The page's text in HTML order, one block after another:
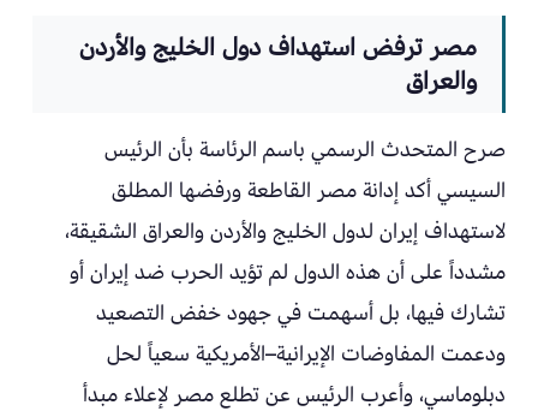
مصر ترفض استهداف دول الخليج والأردن
والعراق
صرح المتحدث الرسمي باسم الرئاسة بأن الرئيس
السيسي أكد إدانة مصر القاطعة ورفضها المطلق
لاستهداف إيران لدول الخليج والأردن والعراق الشقيقة،
مشدداً على أن هذه الدول لم تؤيد الحرب ضد إيران أو
تشارك فيها، بل أسهمت في جهود خفض التصعيد
ودعمت المفاوضات الإيرانية–الأمريكية سعياً لحل
دبلوماسي، وأعرب الرئيس عن تطلع مصر لإعلاء مبدأ